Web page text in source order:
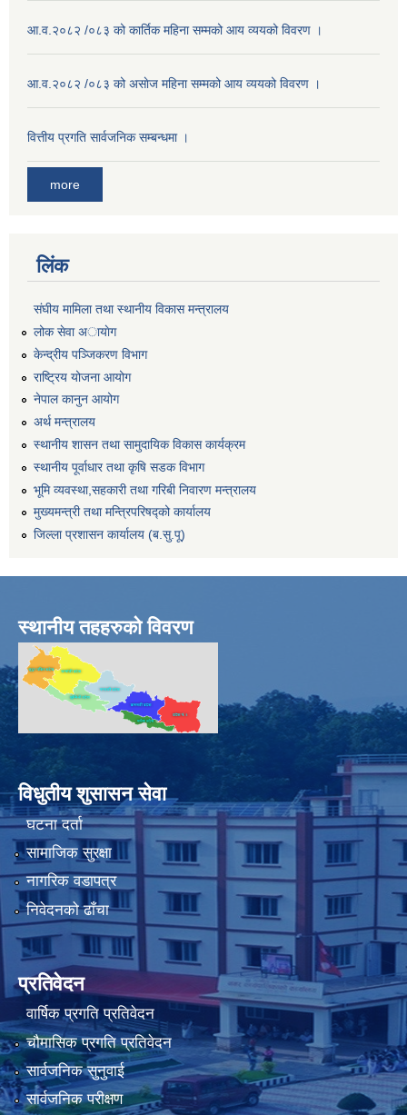
आ.व.२०८२ /०८३ को कार्तिक महिना सम्मको आय व्ययको विवरण ।
आ.व.२०८२ /०८३ को असाेज महिना सम्मको आय व्ययको विवरण ।
वित्तीय प्रगति सार्वजनिक सम्बन्धमा ।
more
लिंक
संघीय मामिला तथा स्थानीय विकास मन्त्रालय
लोक सेवा अायाेग
केन्द्रीय पञ्जिकरण विभाग
राष्ट्रिय योजना आयोग
नेपाल कानुन आयोग
अर्थ मन्त्रालय
स्थानीय शासन तथा सामुदायिक विकास कार्यक्रम
स्थानीय पूर्वाधार तथा कृषि सडक विभाग
भूमि व्यवस्था,सहकारी तथा गरिबी निवारण मन्त्रालय
मुख्यमन्त्री तथा मन्त्रिपरिषद्को कार्यालय
जिल्ला प्रशासन कार्यालय (ब.सु.पू)
स्थानीय तहहरुको विवरण
विधुतीय शुसासन सेवा
घटना दर्ता
सामाजिक सुरक्षा
नागरिक वडापत्र
निवेदनको ढाँचा
प्रतिवेदन
वार्षिक प्रगति प्रतिवेदन
चौमासिक प्रगति प्रतिवेदन
सार्वजनिक सुनुवाई
सार्वजनिक परीक्षण